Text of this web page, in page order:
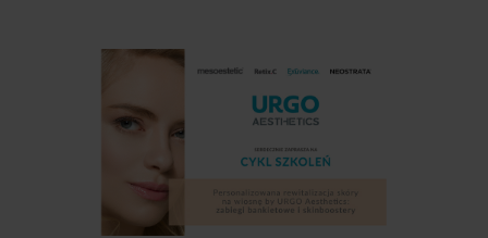
KONGRES I TARGI
49. edycja w Krakowie
VIDEO
PODCAST